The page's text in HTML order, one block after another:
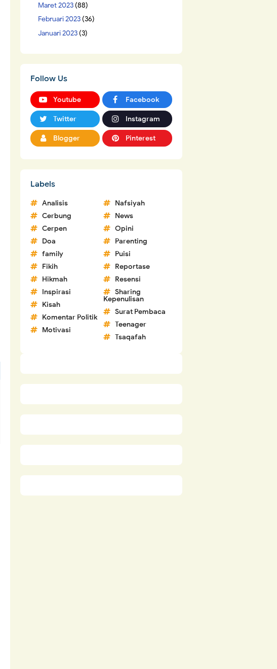
Maret 2023(88)
Februari 2023(36)
Januari 2023(3)
Follow Us
Youtube Facebook
Twitter Instagram
Blogger Pinterest
Labels
Analisis
Cerbung
Cerpen
Doa
family
Fikih
Hikmah
Inspirasi
Kisah
Komentar Politik
Motivasi
Nafsiyah
News
Opini
Parenting
Puisi
Reportase
Resensi
Sharing
Kepenulisan
Surat Pembaca
Teenager
Tsaqafah